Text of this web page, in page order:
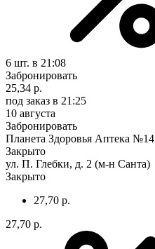
6 шт. в 21:08
Забронировать
25,34 р.
под заказ в 21:25
10 августа
Забронировать
Планета Здоровья Аптека №14
Закрыто
ул. П. Глебки, д. 2 (м-н Санта)
Закрыто
27,70 р.
27,70 р.